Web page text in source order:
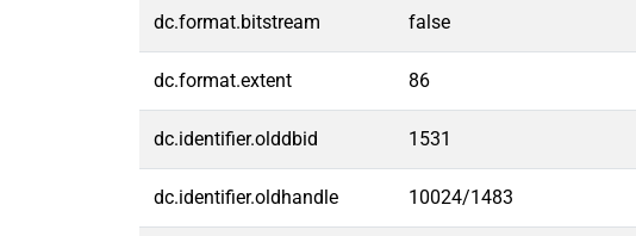
dc.format.bitstream false
dc.format.extent 86
dc.identifier.olddbid 1531
dc.identifier.oldhandle 10024/1483